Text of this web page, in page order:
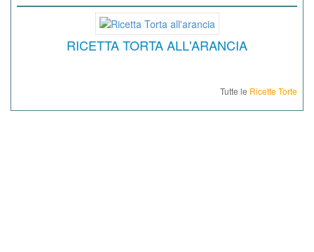
RICETTA TORTA ALL'ARANCIA
Tutte le Ricette Torte